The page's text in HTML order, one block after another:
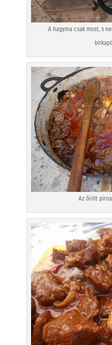
A hagyma csak most, s
Az őrölt